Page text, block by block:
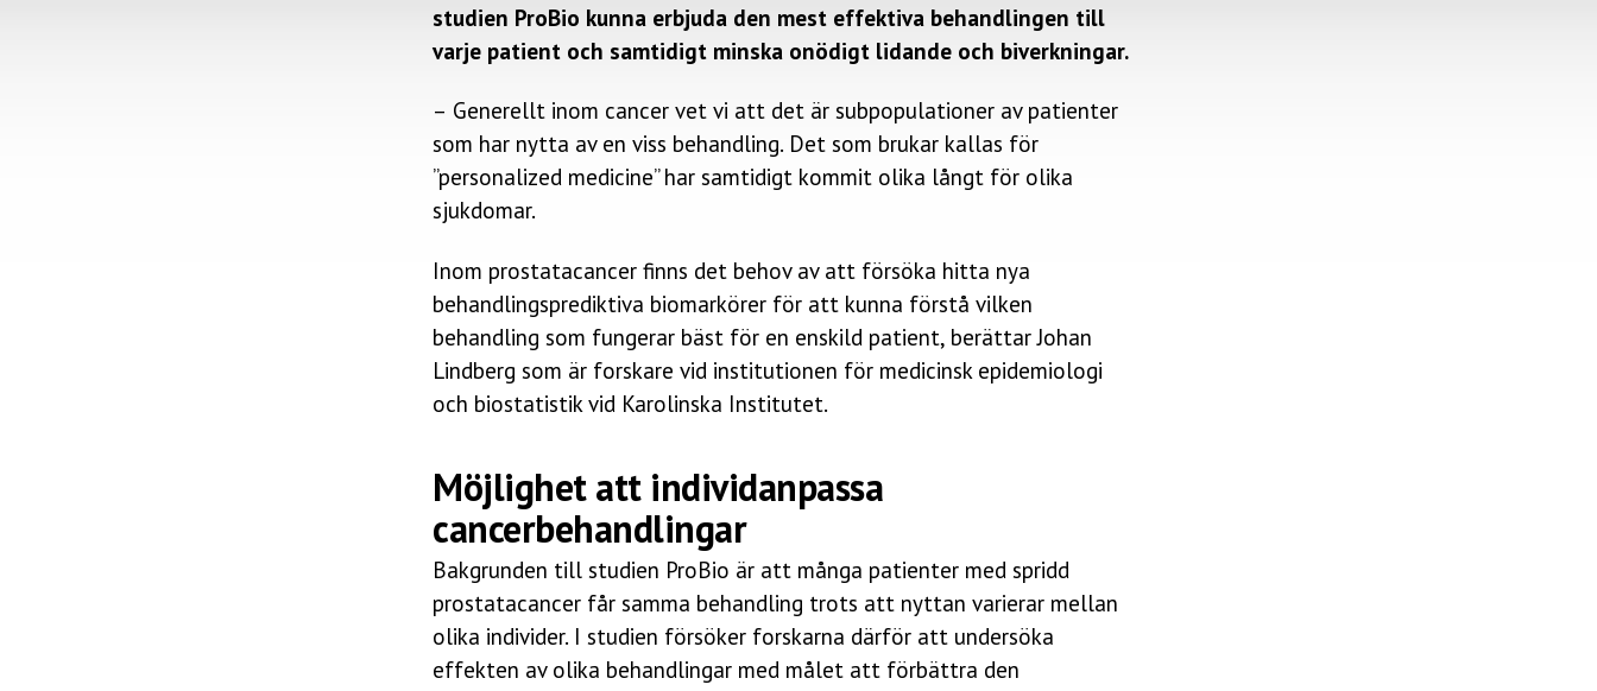
studien ProBio kunna erbjuda den mest effektiva behandlingen till
varje patient och samtidigt minska onödigt lidande och biverkningar.
– Generellt inom cancer vet vi att det är subpopulationer av patienter
som har nytta av en viss behandling. Det som brukar kallas för
”personalized medicine” har samtidigt kommit olika långt för olika
sjukdomar.
Inom prostatacancer finns det behov av att försöka hitta nya
behandlingsprediktiva biomarkörer för att kunna förstå vilken
behandling som fungerar bäst för en enskild patient, berättar Johan
Lindberg som är forskare vid institutionen för medicinsk epidemiologi
och biostatistik vid Karolinska Institutet.
Möjlighet att individanpassa
cancerbehandlingar
Bakgrunden till studien ProBio är att många patienter med spridd
prostatacancer får samma behandling trots att nyttan varierar mellan
olika individer. I studien försöker forskarna därför att undersöka
effekten av olika behandlingar med målet att förbättra den